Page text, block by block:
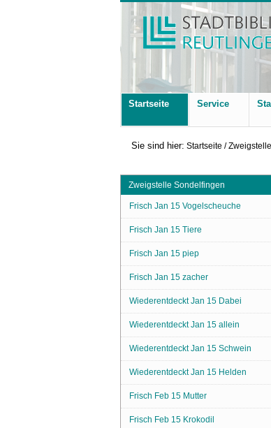
Startseite Service
Sie sind hier: Startseite /
Zweigstelle Sondelfingen
Frisch Jan 15 Vogelscheuche
Frisch Jan 15 Tiere
Frisch Jan 15 piep
Frisch Jan 15 zacher
Wiederentdeckt Jan 15 Dabei
Wiederentdeckt Jan 15 allein
Wiederentdeckt Jan 15 Schwein
Wiederentdeckt Jan 15 Helden
Frisch Feb 15 Mutter
Frisch Feb 15 Krokodil